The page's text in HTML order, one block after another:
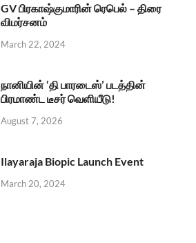
GV பிரகாஷ்குமாரின் ரெபெல் – திரை
விமர்சனம்
March 22, 2024
நானியின் ‘தி பாரடைஸ்’ படத்தின்
பிரமாண்ட டீசர் வெளியீடு!
August 7, 2026
Ilayaraja Biopic Launch Event
March 20, 2024